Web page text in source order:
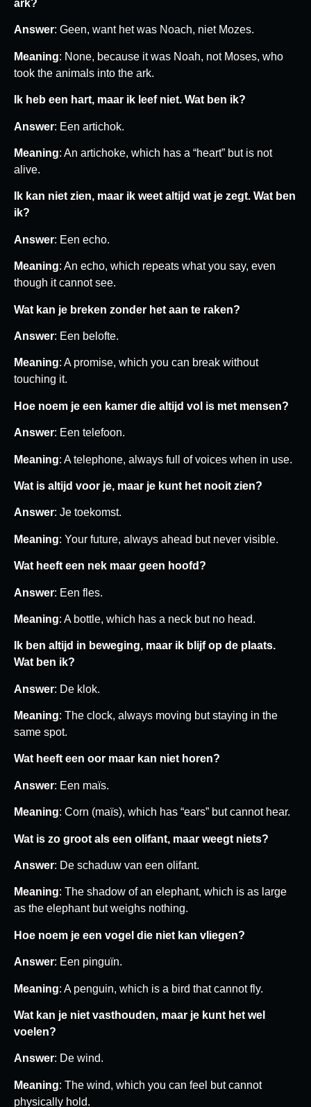
ark?
Answer: Geen, want het was Noach, niet Mozes.
Meaning: None, because it was Noah, not Moses, who
took the animals into the ark.
Ik heb een hart, maar ik leef niet. Wat ben ik?
Answer: Een artichok.
Meaning: An artichoke, which has a “heart” but is not
alive.
Ik kan niet zien, maar ik weet altijd wat je zegt. Wat ben
ik?
Answer: Een echo.
Meaning: An echo, which repeats what you say, even
though it cannot see.
Wat kan je breken zonder het aan te raken?
Answer: Een belofte.
Meaning: A promise, which you can break without
touching it.
Hoe noem je een kamer die altijd vol is met mensen?
Answer: Een telefoon.
Meaning: A telephone, always full of voices when in use.
Wat is altijd voor je, maar je kunt het nooit zien?
Answer: Je toekomst.
Meaning: Your future, always ahead but never visible.
Wat heeft een nek maar geen hoofd?
Answer: Een fles.
Meaning: A bottle, which has a neck but no head.
Ik ben altijd in beweging, maar ik blijf op de plaats.
Wat ben ik?
Answer: De klok.
Meaning: The clock, always moving but staying in the
same spot.
Wat heeft een oor maar kan niet horen?
Answer: Een maïs.
Meaning: Corn (maïs), which has “ears” but cannot hear.
Wat is zo groot als een olifant, maar weegt niets?
Answer: De schaduw van een olifant.
Meaning: The shadow of an elephant, which is as large
as the elephant but weighs nothing.
Hoe noem je een vogel die niet kan vliegen?
Answer: Een pinguïn.
Meaning: A penguin, which is a bird that cannot fly.
Wat kan je niet vasthouden, maar je kunt het wel
voelen?
Answer: De wind.
Meaning: The wind, which you can feel but cannot
physically hold.